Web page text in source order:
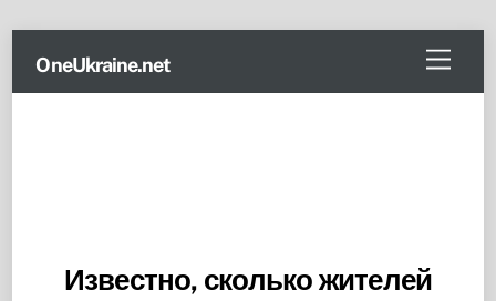
content
Menu
OneUkraine.net
Известно, сколько жителей